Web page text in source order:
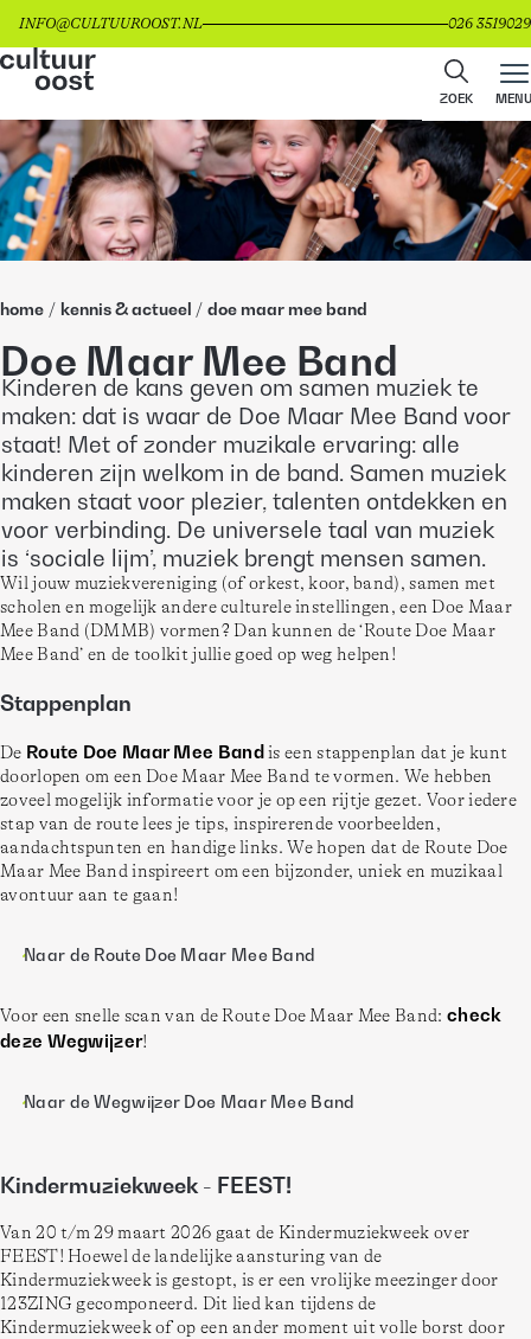
INFO@CULTUUROOST.NL 026 3519029
ZOEK MENU
home / kennis & actueel / doe maar mee band
Doe Maar Mee Band
Kinderen de kans geven om samen muziek te
maken: dat is waar de Doe Maar Mee Band voor
staat! Met of zonder muzikale ervaring: alle
kinderen zijn welkom in de band. Samen muziek
maken staat voor plezier, talenten ontdekken en
voor verbinding. De universele taal van muziek
is ‘sociale lijm’, muziek brengt mensen samen.
Wil jouw muziekvereniging (of orkest, koor, band), samen met
scholen en mogelijk andere culturele instellingen, een Doe Maar
Mee Band (DMMB) vormen? Dan kunnen de ‘Route Doe Maar
Mee Band’ en de toolkit jullie goed op weg helpen!
Stappenplan
De Route Doe Maar Mee Band is een stappenplan dat je kunt
doorlopen om een Doe Maar Mee Band te vormen. We hebben
zoveel mogelijk informatie voor je op een rijtje gezet. Voor iedere
stap van de route lees je tips, inspirerende voorbeelden,
aandachtspunten en handige links. We hopen dat de Route Doe
Maar Mee Band inspireert om een bijzonder, uniek en muzikaal
avontuur aan te gaan!
Naar de Route Doe Maar Mee Band
Voor een snelle scan van de Route Doe Maar Mee Band: check
deze Wegwijzer!
Naar de Wegwijzer Doe Maar Mee Band
Kindermuziekweek - FEEST!
Van 20 t/m 29 maart 2026 gaat de Kindermuziekweek over
FEEST! Hoewel de landelijke aansturing van de
Kindermuziekweek is gestopt, is er een vrolijke meezinger door
123ZING gecomponeerd. Dit lied kan tijdens de
Kindermuziekweek of op een ander moment uit volle borst door